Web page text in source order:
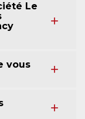
Le
vous